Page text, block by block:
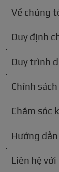
Về chúng
Quy định
Quy trình
Chính
Chăm sóc
Hướng
Liên hệ